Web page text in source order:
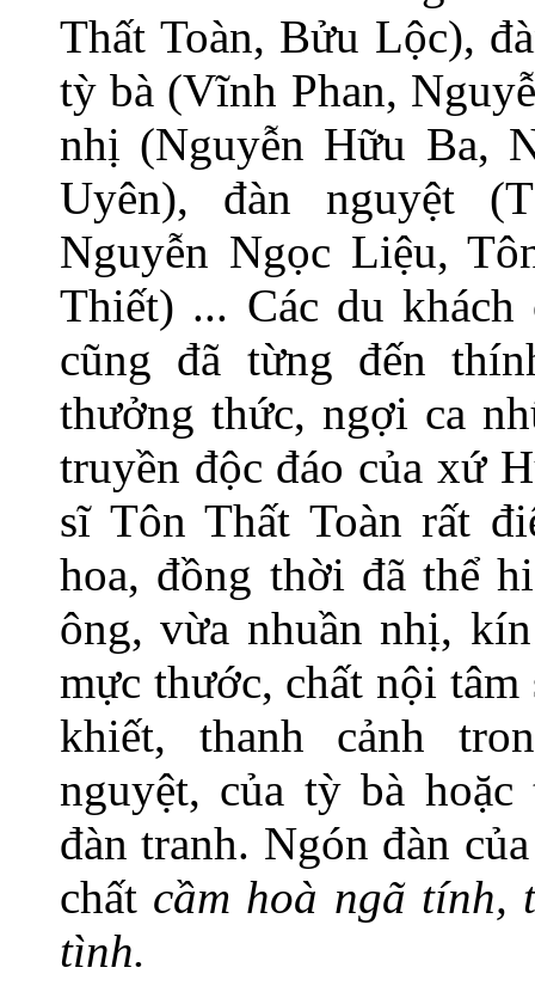
Thất Toàn, Bửu Lộc),
tỳ bà (Vĩnh Phan,
nhị (Nguyễn Hữu Ba,
Uyên), đàn nguyệt
Nguyễn Ngọc Liệu,
Thiết) ... Các du
cũng đã từng đến
thưởng thức, ngợi ca
truyền độc đáo của xứ
sĩ Tôn Thất Toàn rất
hoa, đồng thời đã thể
ông, vừa nhuần nhị,
mực thước, chất nội tâm
khiết, thanh cảnh
nguyệt, của tỳ bà
đàn tranh. Ngón đàn
chất cầm hoà ngã tính,
tình.